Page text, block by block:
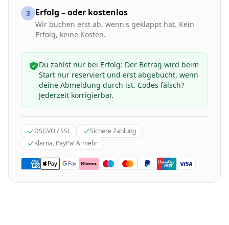
3 Erfolg – oder kostenlos
Wir buchen erst ab, wenn's geklappt hat. Kein
Erfolg, keine Kosten.
Du zahlst nur bei Erfolg: Der Betrag wird beim
Start nur reserviert und erst abgebucht, wenn
deine Abmeldung durch ist. Codes falsch?
Jederzeit korrigierbar.
DSGVO / SSL
Sichere Zahlung
Klarna, PayPal & mehr